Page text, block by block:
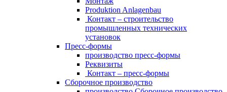
Produktion Anlagenbau
Контакт – строительство
промышленных технических
установок
Пресс-формы
производство пресс-формы
Pеквизиты
Контакт – пресс-формы
Сборочное производство